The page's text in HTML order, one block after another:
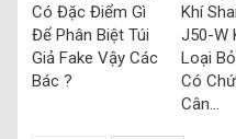
Có Đặc Điểm Gì
Để Phân Biệt Túi
Giả Fake Vậy Các
Bác ?
Khí
J50-W
Loại
Có
Cân…